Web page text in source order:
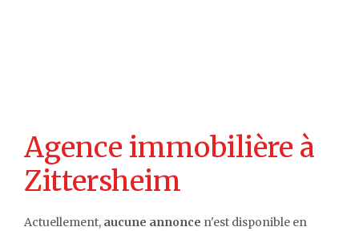
Agence immobilière à
Zittersheim
Actuellement, aucune annonce n'est disponible en